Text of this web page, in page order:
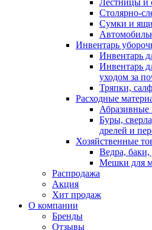
Лестницы и
Столярно-
Сумки и
Инвентарь
Инвентарь
Инвентарь
уходом за
Тряпки,
Расходные
Абразивные
Буры,
дрелей и
Хозяйственные
Ведра,
Мешки для
Распродажа
Акция
Хит продаж
О компании
Бренды
Отзывы